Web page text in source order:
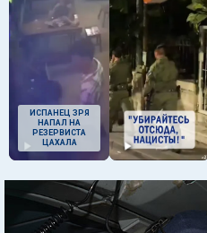
ИСПАНЕЦ ЗРЯ
НАПАЛ НА
РЕЗЕРВИСТА
ЦАХАЛА